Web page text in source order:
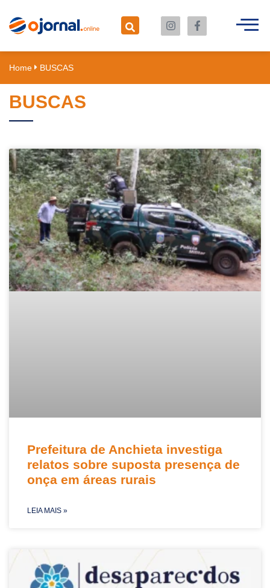
Home BUSCAS
BUSCAS
Prefeitura de Anchieta investiga
relatos sobre suposta presença de
onça em áreas rurais
LEIA MAIS »